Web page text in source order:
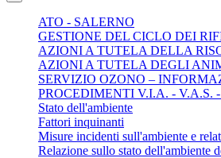
ATO - SALERNO
GESTIONE DEL CICLO DEI
AZIONI A TUTELA DELLA
AZIONI A TUTELA DEGLI
SERVIZIO OZONO –
PROCEDIMENTI V.I.A. - V.A.S.
Stato dell'ambiente
Fattori inquinanti
Misure incidenti sull'ambiente e
Relazione sullo stato dell'ambiente